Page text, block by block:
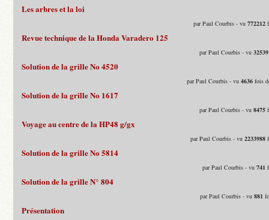
Les arbres et la loi
par Paul Courbis - vu772212
Revue technique de la Honda Varadero 125
par Paul Courbis - vu32539
Solution de la grille No 4520
par Paul Courbis - vu4636 fois
Solution de la grille No 1617
par Paul Courbis - vu8475
Voyage au centre de la HP48 g/gx
par Paul Courbis - vu2233988
Solution de la grille No 5814
par Paul Courbis - vu741
Solution de la grille N° 804
par Paul Courbis - vu881
Présentation